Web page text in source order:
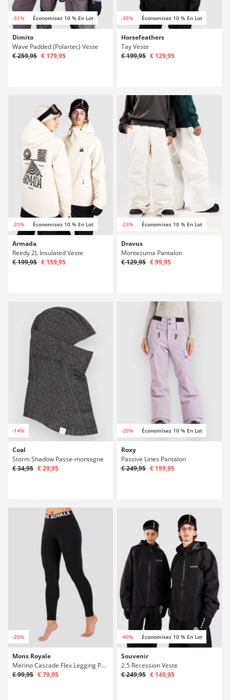
-31% Économisez 10 % En Lot
Dimito
Wave Padded (Polartec) Veste
€ 259,95 € 179,95
-35% Économisez 10 % En Lot
Horsefeathers
Tay Veste
€ 199,95 € 129,95
-20% Économisez 10 % En Lot
Armada
Reedy 2L Insulated Veste
€ 199,95 € 159,95
-23% Économisez 10 % En Lot
Dravus
Montezuma Pantalon
€ 129,95 € 99,95
-14%
Coal
Storm Shadow Passe-montagne
€ 34,95 € 29,95
-20% Économisez 10 % En Lot
Roxy
Passive Lines Pantalon
€ 249,95 € 199,95
-20%
Mons Royale
Merino Cascade Flex Legging Pantalon Technique
€ 99,95 € 79,95
-40% Économisez 10 % En Lot
Souvenir
2.5 Recession Veste
€ 249,95 € 149,95